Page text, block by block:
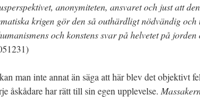
anonymiteten, ansvaret och just att
krigen gör den så outhärdligt nödvändig
och konstens svar på helvetet på
man inte annat än säga att här blev det objektivt
åskådare har rätt till sin egen upplevelse.